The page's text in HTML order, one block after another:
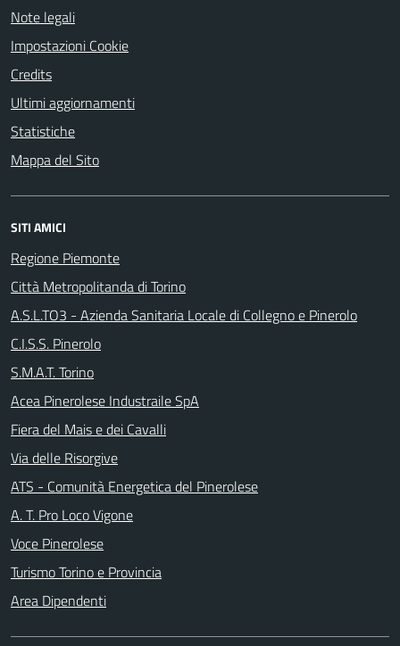
Note legali
Impostazioni Cookie
Credits
Ultimi aggiornamenti
Statistiche
Mappa del Sito
SITI AMICI
Regione Piemonte
Città Metropolitanda di Torino
A.S.L.TO3 - Azienda Sanitaria Locale di Collegno e Pinerolo
C.I.S.S. Pinerolo
S.M.A.T. Torino
Acea Pinerolese Industraile SpA
Fiera del Mais e dei Cavalli
Via delle Risorgive
ATS - Comunità Energetica del Pinerolese
A. T. Pro Loco Vigone
Voce Pinerolese
Turismo Torino e Provincia
Area Dipendenti